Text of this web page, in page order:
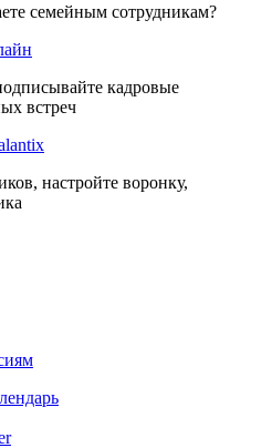
семейным сотрудникам?
кадровые
встреч
настройте воронку,